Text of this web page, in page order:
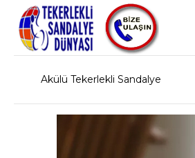
Akülü Tekerlekli Sandalye